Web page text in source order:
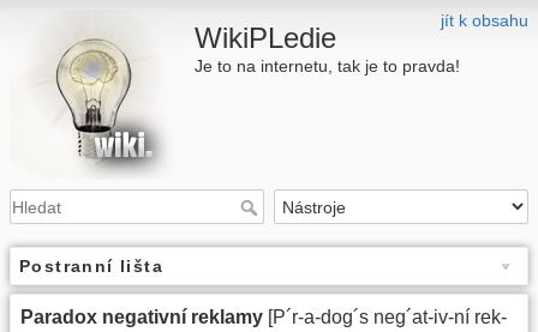
jít k obsahu
WikiPLedie
Je to na internetu, tak je to pravda!
Postranní lišta
Paradox negativní reklamy [P´r-a-dog´s neg´at-iv-ní rek-